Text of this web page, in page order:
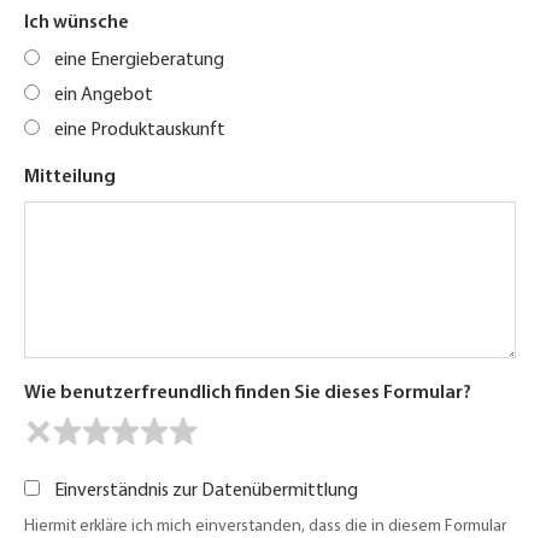
Ich wünsche
eine Energieberatung
ein Angebot
eine Produktauskunft
Mitteilung
Wie benutzerfreundlich finden Sie dieses Formular?
Einverständnis zur Datenübermittlung
Hiermit erkläre ich mich einverstanden, dass die in diesem Formular